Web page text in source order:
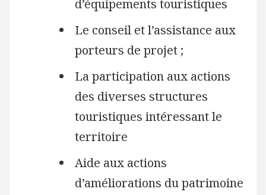
d’équipements touristiques
Le conseil et l’assistance aux
porteurs de projet ;
La participation aux actions
des diverses structures
touristiques intéressant le
territoire
Aide aux actions
d’améliorations du patrimoine